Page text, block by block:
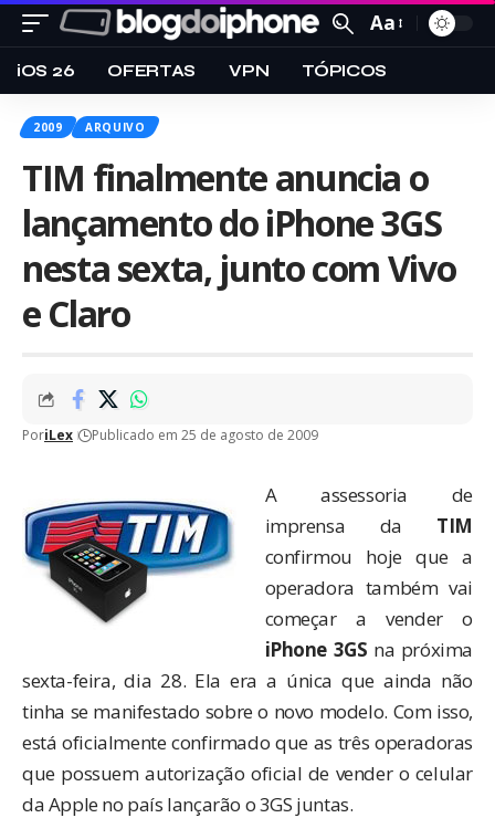
Aa
iOS 26 OFERTAS VPN TÓPICOS
2009 ARQUIVO
TIM finalmente anuncia o
lançamento do iPhone 3GS
nesta sexta, junto com Vivo
e Claro
PoriLex Publicado em 25 de agosto de 2009
A assessoria de
imprensa da TIM
confirmou hoje que a
operadora também vai
começar a vender o
iPhone 3GS na próxima
sexta-feira, dia 28. Ela era a única que ainda não
tinha se manifestado sobre o novo modelo. Com isso,
está oficialmente confirmado que as três operadoras
que possuem autorização oficial de vender o celular
da Apple no país lançarão o 3GS juntas.